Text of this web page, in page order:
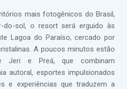
mais fotogênicos do Brasil,
do-sol, o resort será erguido às
Lagoa do Paraíso, cercado por
A poucos minutos estão
Jeri e Preá, que combinam
autoral, esportes impulsionados
e experiências que traduzem a